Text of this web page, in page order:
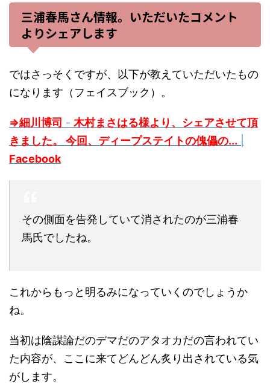
三浦春馬さん情報。いただいたコメント
よりシェアします
ではさっそくですが、以下が教えていただいたもの
になります（フェイスブック）。
⇒細川博司 - 木村まさはる様より、シェアさせて頂
きました。 今回、ディープステイトの傀儡の...
Facebook
その側面を告発していて消されたのが三浦春
馬氏でしたね。
これからもっと明るみになっていくのでしょうか
ね。
当初は陰謀論だのデマだのアタオカだの言われてい
た内容が、ここに来てどんどん炙り出されている気
がします。